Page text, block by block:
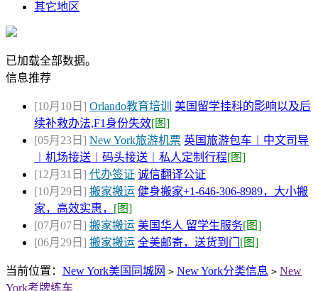
其它地区
已加载全部数据。
信息推荐
[10月10日] Orlando教育培训
美国留学挂科的影响以及后
续补救办法,F1身份失效[图]
[05月23日] New York旅游机票 英国旅游包车︱中文司导
︱机场接送︱码头接送︱私人定制行程[图]
[12月31日] 代办签证 诚信翻译公证
[10月29日] 搬家搬运 健身搬家+1-646-306-8989，大小搬
家，高效实惠， [图]
[07月07日] 搬家搬运 美国华人 留学生服务[图]
[06月29日] 搬家搬运 全美邮寄，送货到门 [图]
当前位置： New York美国同城网 > New York分类信息 > New
York考牌练车